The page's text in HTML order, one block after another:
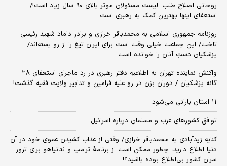
روحانی اصلاح طلب: ‌لیست مسئولان موثر بالای ۹۰ سال زیاد است!/
استعفای اینها بهترین کمک به رهبری است
روزنامه جمهوری اسلامی به محمدباقر خرازی و برادر داماد شهید رئیسی
تاخت/ این جماعت خیلی وقت است برای ایران تیغ را از رو بسته‌اند/
پزشکیان دستِ آنان را خوانده است
واکنش نماینده تهران به اطلاعیه دفتر رهبری در رد ماجرای استعفای ۲۸
گانه پزشکیان / دوران بزن در رو علیه فرامین و تدابیر ولایت فقیه گذشت!
۱۱ استان بارانی می‌شود
توافق کشورهای عرب و مسلمان درباره اسرائیل
کنایه زیدآبادی به محمدباقر خرازی/ وقتی از عذاب کشیدن عموی خود در آن
دنیا اطلاع دارید، چطور ممکن است از برنامهٔ ترامپ و نتانیاهو برای ترور
سران کشور بی‌اطلاع بوده باشید؟!